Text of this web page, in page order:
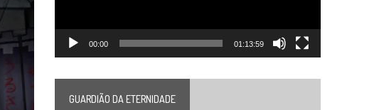
00:00 01:13:59
GUARDIÃO DA ETERNIDADE